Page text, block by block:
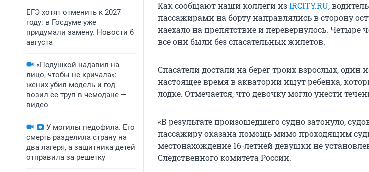
ЕГЭ хотят отменить к 2027
году: в Госдуме уже
придумали замену. Новости 6
августа
«Подушкой надавил на
лицо, чтобы не кричала»:
жених убил модель и год
возил ее труп в чемодане —
видео
У могилы педофила. Его
смерть разделила страну на
два лагеря, а защитника детей
отправила за решетку
Как сообщают наши коллеги изIRCITY.RU,
пассажирами на борту направлялись в сторону
наехало на препятствие и перевернулось. Четыре
все они были без спасательных жилетов.
Спасатели достали на берег троих взрослых, один
настоящее время в акватории ищут ребенка,
лодке. Отмечается, что девочку могло унести
«В результате произошедшего судно затонуло,
пассажиру оказана помощь мимо проходящим
местонахождение 16-летнейдевушки не
Следственного комитета России.